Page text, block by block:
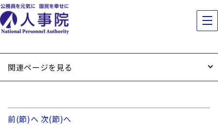
関連ページを見る
前(節)へ 次(節)へ